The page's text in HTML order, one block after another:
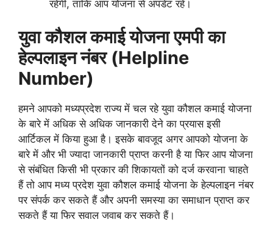
रहेगी, ताकि आप योजना से अपडेट रहें।
युवा कौशल कमाई योजना एमपी का
हेल्पलाइन नंबर (Helpline
Number)
हमने आपको मध्यप्रदेश राज्य में चल रहे युवा कौशल कमाई योजना
के बारे में अधिक से अधिक जानकारी देने का प्रयास इसी
आर्टिकल में किया हुआ है। इसके बावजूद अगर आपको योजना के
बारे में और भी ज्यादा जानकारी प्राप्त करनी है या फिर आप योजना
से संबंधित किसी भी प्रकार की शिकायतों को दर्ज करवाना चाहते
हैं तो आप मध्य प्रदेश युवा कौशल कमाई योजना के हेल्पलाइन नंबर
पर संपर्क कर सकते हैं और अपनी समस्या का समाधान प्राप्त कर
सकते हैं या फिर सवाल जवाब कर सकते हैं।